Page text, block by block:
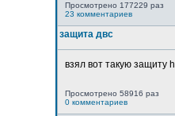
Просмотрено 177229 раз
23 комментариев
защита двс
взял вот такую защиту
Просмотрено 58916 раз
0 комментариев